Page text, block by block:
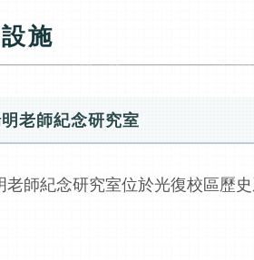
施
老師紀念研究室
老師紀念研究室位於光復校區歷史